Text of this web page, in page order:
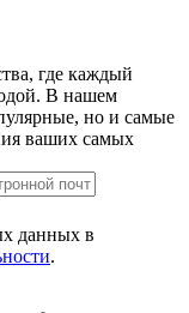
где каждый
В нашем
но и самые
ваших самых
данных в
.